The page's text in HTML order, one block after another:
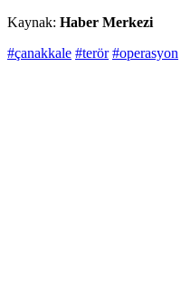
Kaynak: Haber Merkezi
#çanakkale #terör #operasyon